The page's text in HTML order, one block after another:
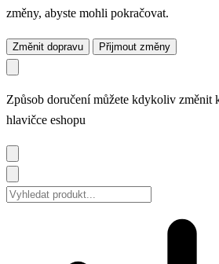
změny, abyste mohli pokračovat.
Změnit dopravu Přijmout změny
Způsob doručení můžete kdykoliv změnit
hlavičce eshopu